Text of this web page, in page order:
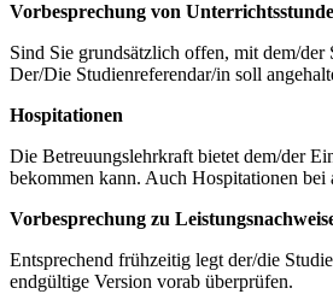
Vorbesprechung von
Sind Sie grundsätzlich offen, mit dem/der
Der/Die Studienreferendar/in soll
Hospitationen
Die Betreuungslehrkraft bietet dem/der
bekommen kann. Auch Hospitationen bei
Vorbesprechung zu
Entsprechend frühzeitig legt der/die
endgültige Version vorab überprüfen.